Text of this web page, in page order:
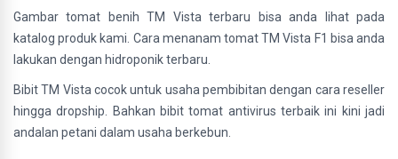
Gambar tomat benih TM Vista terbaru bisa anda lihat pada
katalog produk kami. Cara menanam tomat TM Vista F1 bisa anda
lakukan dengan hidroponik terbaru.
Bibit TM Vista cocok untuk usaha pembibitan dengan cara reseller
hingga dropship. Bahkan bibit tomat antivirus terbaik ini kini jadi
andalan petani dalam usaha berkebun.